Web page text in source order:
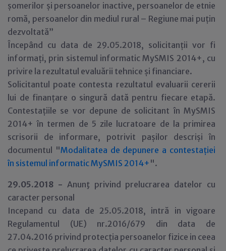
șomerilor și persoanelor inactive, persoanelor de etnie
romă, persoanelor din mediul rural – Regiune mai puțin
dezvoltată”
Începând cu data de 29.05.2018, solicitanții vor fi
informați, prin sistemul informatic MySMIS 2014+, cu
privire la rezultatul evaluării tehnice și financiare.
Solicitantul poate contesta rezultatul evaluarii cererii
lui de finanțare o singură dată pentru fiecare etapă.
Contestațiile se vor depune de solicitant în MySMIS
2014+ în termen de 5 zile lucratoare de la primirea
scrisorii de informare, potrivit pașilor descriși în
documentul "Modalitatea de depunere a contestației
în sistemul informatic MySMIS 2014+ ".
29.05.2018 - Anunţ privind prelucrarea datelor cu
caracter personal
Incepand cu data de 25.05.2018, intră in vigoare
Regulamentul (UE) nr.2016/679 din data de
27.04.2016 privind protecția persoanelor fizice in ceea